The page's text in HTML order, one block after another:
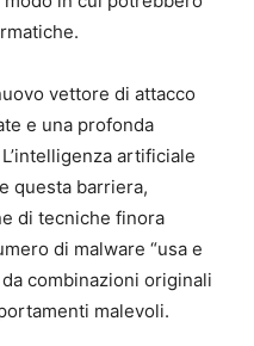
vettore di attacco
e una profonda
artificiale
questa barriera,
di tecniche finora
di malware “usa e
combinazioni originali
malevoli.